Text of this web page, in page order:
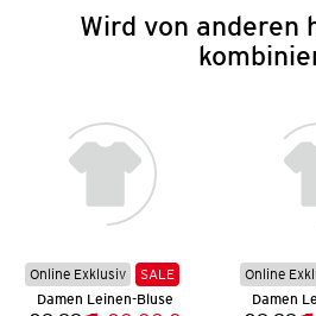
Wird von anderen
Online Exklusiv
SALE
Damen Leinen-Bluse
Online
Damen